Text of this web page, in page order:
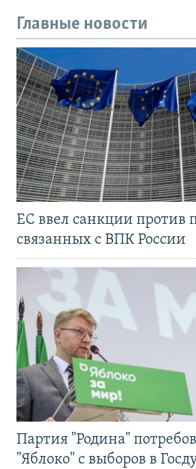
Главные новости
ЕС ввел санкции против
связанных с ВПК России
Партия "Родина"
"Яблоко" с выборов в